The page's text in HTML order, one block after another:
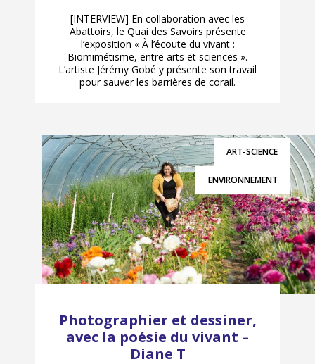
[INTERVIEW] En collaboration avec les
Abattoirs, le Quai des Savoirs présente
l’exposition « À l’écoute du vivant :
Biomimétisme, entre arts et sciences ».
L’artiste Jérémy Gobé y présente son travail
pour sauver les barrières de corail.
ART-SCIENCE
ENVIRONNEMENT
Photographier et dessiner,
avec la poésie du vivant –
Diane T